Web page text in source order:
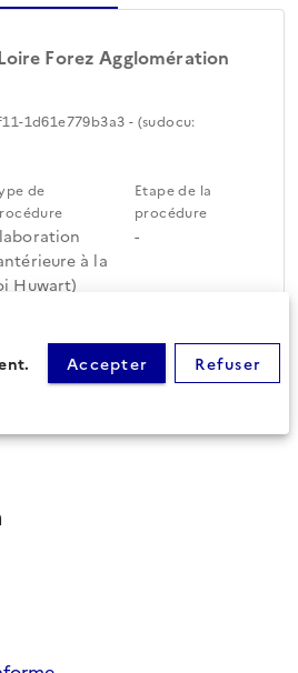
Forez Agglomération
1d61e779b3a3 - (sudocu:
de
à la
Huwart)
Etape de la
procédure
-
Feuille de route
Accepter Refuser